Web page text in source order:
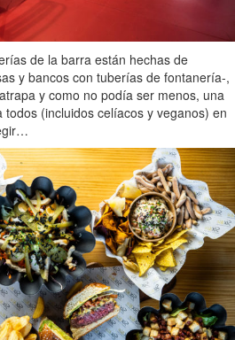
de la barra están hechas de
y bancos con tuberías de fontanería-,
y como no podía ser menos, una
(incluidos celíacos y veganos) en